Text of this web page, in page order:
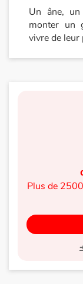
Formats et
Catalogue
Médiathèques
Un âne,
monter un
vivre de leur
Plus de